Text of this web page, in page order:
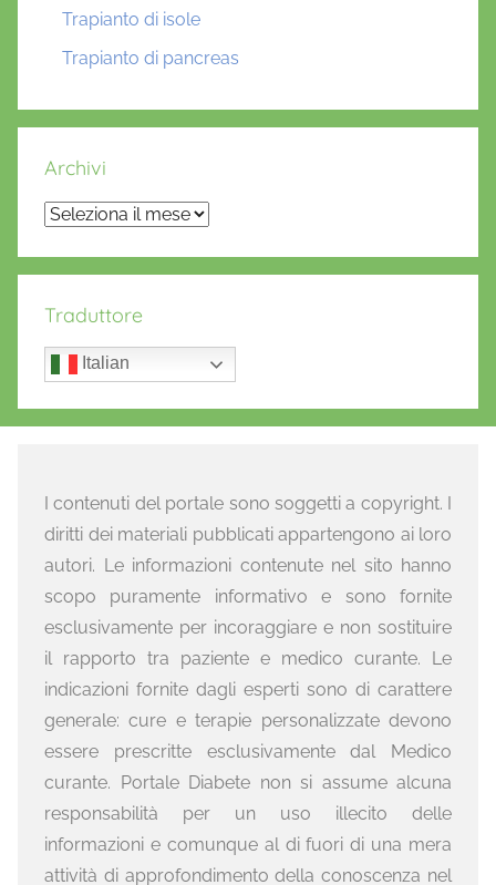
Trapianto di isole
Trapianto di pancreas
Archivi
Archivi
Traduttore
Italian
I contenuti del portale sono soggetti a copyright. I
diritti dei materiali pubblicati appartengono ai loro
autori. Le informazioni contenute nel sito hanno
scopo puramente informativo e sono fornite
esclusivamente per incoraggiare e non sostituire
il rapporto tra paziente e medico curante. Le
indicazioni fornite dagli esperti sono di carattere
generale: cure e terapie personalizzate devono
essere prescritte esclusivamente dal Medico
curante. Portale Diabete non si assume alcuna
responsabilità per un uso illecito delle
informazioni e comunque al di fuori di una mera
attività di approfondimento della conoscenza nel